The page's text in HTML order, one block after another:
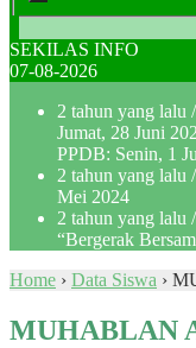
SEKILAS INFO
07-08-2026
2 tahun yang lalu
Jumat, 28 Juni
PPDB: Senin, 1
2 tahun yang lalu
Mei 2024
2 tahun yang lalu
“Bergerak
Home › Data Siswa ›
MUHABLAN